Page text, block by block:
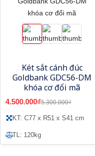
Két sắt cánh đúc
Goldbank GDC56-DM
khóa cơ đổi mã
4.500.000₫5.300.000₫
KT: C77 x R51 x S41 cm
TL: 120kg